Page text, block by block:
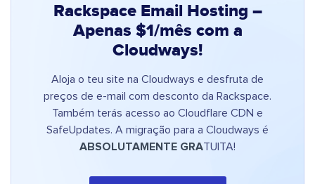
Rackspace Email Hosting –
Apenas $1/mês com a
Cloudways!
Aloja o teu site na Cloudways e desfruta de
preços de e-mail com desconto da Rackspace.
Também terás acesso ao Cloudflare CDN e
SafeUpdates. A migração para a Cloudways é
ABSOLUTAMENTE GRATUITA!